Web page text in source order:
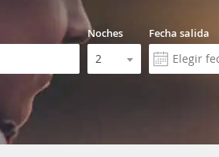
Noches Fecha salida